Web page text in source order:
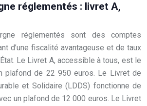
réglementés : livret A,
réglementés sont des comptes
d’une fiscalité avantageuse et de taux
Le Livret A, accessible à tous, est le
plafond de 22 950 euros. Le Livret de
et Solidaire (LDDS) fonctionne de
un plafond de 12 000 euros. Le Livret